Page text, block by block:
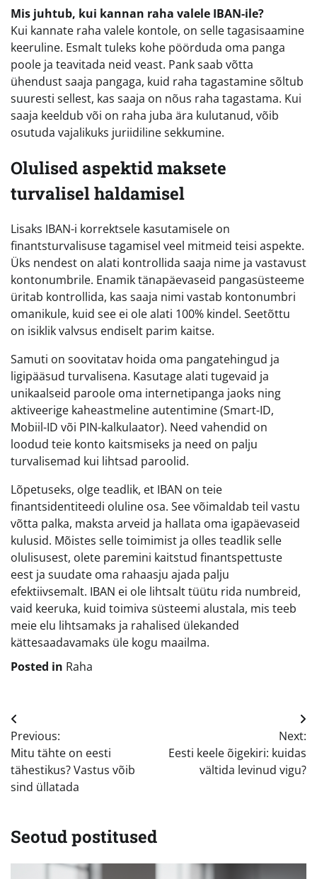
Mis juhtub, kui kannan raha valele IBAN-ile?
Kui kannate raha valele kontole, on selle tagasisaamine
keeruline. Esmalt tuleks kohe pöörduda oma panga
poole ja teavitada neid veast. Pank saab võtta
ühendust saaja pangaga, kuid raha tagastamine sõltub
suuresti sellest, kas saaja on nõus raha tagastama. Kui
saaja keeldub või on raha juba ära kulutanud, võib
osutuda vajalikuks juriidiline sekkumine.
Olulised aspektid maksete
turvalisel haldamisel
Lisaks IBAN-i korrektsele kasutamisele on
finantsturvalisuse tagamisel veel mitmeid teisi aspekte.
Üks nendest on alati kontrollida saaja nime ja vastavust
kontonumbrile. Enamik tänapäevaseid pangasüsteeme
üritab kontrollida, kas saaja nimi vastab kontonumbri
omanikule, kuid see ei ole alati 100% kindel. Seetõttu
on isiklik valvsus endiselt parim kaitse.
Samuti on soovitatav hoida oma pangatehingud ja
ligipääsud turvalisena. Kasutage alati tugevaid ja
unikaalseid paroole oma internetipanga jaoks ning
aktiveerige kaheastmeline autentimine (Smart-ID,
Mobiil-ID või PIN-kalkulaator). Need vahendid on
loodud teie konto kaitsmiseks ja need on palju
turvalisemad kui lihtsad paroolid.
Lõpetuseks, olge teadlik, et IBAN on teie
finantsidentiteedi oluline osa. See võimaldab teil vastu
võtta palka, maksta arveid ja hallata oma igapäevaseid
kulusid. Mõistes selle toimimist ja olles teadlik selle
olulisusest, olete paremini kaitstud finantspettuste
eest ja suudate oma rahaasju ajada palju
efektiivsemalt. IBAN ei ole lihtsalt tüütu rida numbreid,
vaid keeruka, kuid toimiva süsteemi alustala, mis teeb
meie elu lihtsamaks ja rahalised ülekanded
kättesaadavamaks üle kogu maailma.
Posted in Raha
Navigeerimine
Previous:
Mitu tähte on eesti
tähestikus? Vastus võib
sind üllatada
Next:
Eesti keele õigekiri: kuidas
vältida levinud vigu?
Seotud postitused